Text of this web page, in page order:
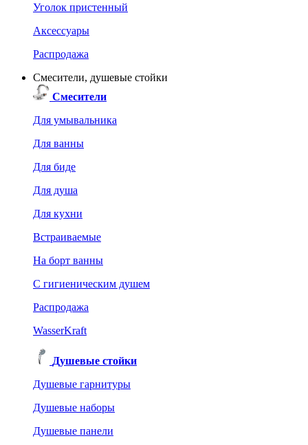
Уголок пристенный
Аксессуары
Распродажа
Смесители, душевые стойки
Смесители
Для умывальника
Для ванны
Для биде
Для душа
Для кухни
Встраиваемые
На борт ванны
C гигиеническим душем
Распродажа
WasserKraft
Душевые стойки
Душевые гарнитуры
Душевые наборы
Душевые панели